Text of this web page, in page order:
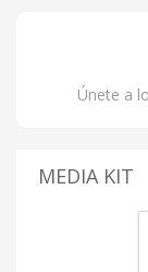
Únete a
MEDIA KIT